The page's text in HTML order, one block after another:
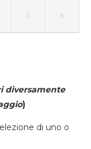
5 6
diversamente
)
di uno o